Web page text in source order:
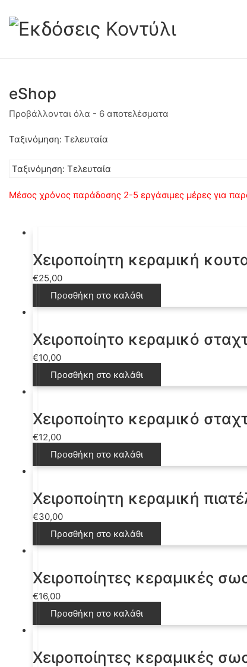
eShop
Προβάλλονται όλα - 6 αποτελέσματα
Ταξινόμηση: Τελευταία
Μέσος χρόνος παράδοσης 2-5 εργάσιμες μέρες για
Χειροποίητη κεραμική
€25,00
Προσθήκη στο καλάθι
Χειροποίητο κεραμικό
€10,00
Προσθήκη στο καλάθι
Χειροποίητο κεραμικό
€12,00
Προσθήκη στο καλάθι
Χειροποίητη κεραμική
€30,00
Προσθήκη στο καλάθι
Χειροποίητες κεραμικές
€16,00
Προσθήκη στο καλάθι
Χειροποίητες κεραμικές